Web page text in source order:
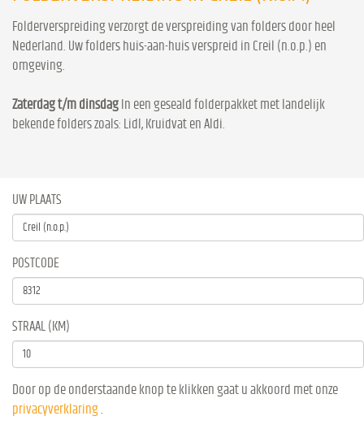
Folderverspreiding verzorgt de verspreiding van folders door heel
Nederland. Uw folders huis-aan-huis verspreid in Creil (n.o.p.) en
omgeving.
Zaterdag t/m dinsdag In een geseald folderpakket met landelijk
bekende folders zoals: Lidl, Kruidvat en Aldi.
UW PLAATS
POSTCODE
STRAAL (KM)
Door op de onderstaande knop te klikken gaat u akkoord met onze
privacyverklaring